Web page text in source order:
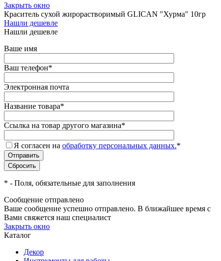
Закрыть окно
Краситель сухой жирорастворимый GLICAN "Хурма" 10гр
Нашли дешевле
Нашли дешевле
Ваше имя
Ваш телефон*
Электронная почта
Название товара*
Ссылка на товар другого магазина*
Я согласен на обработку персональных данных.*
* - Поля, обязательные для заполнения
Сообщение отправлено
Ваше сообщение успешно отправлено. В ближайшее время с
Вами свяжется наш специалист
Закрыть окно
Каталог
Декор